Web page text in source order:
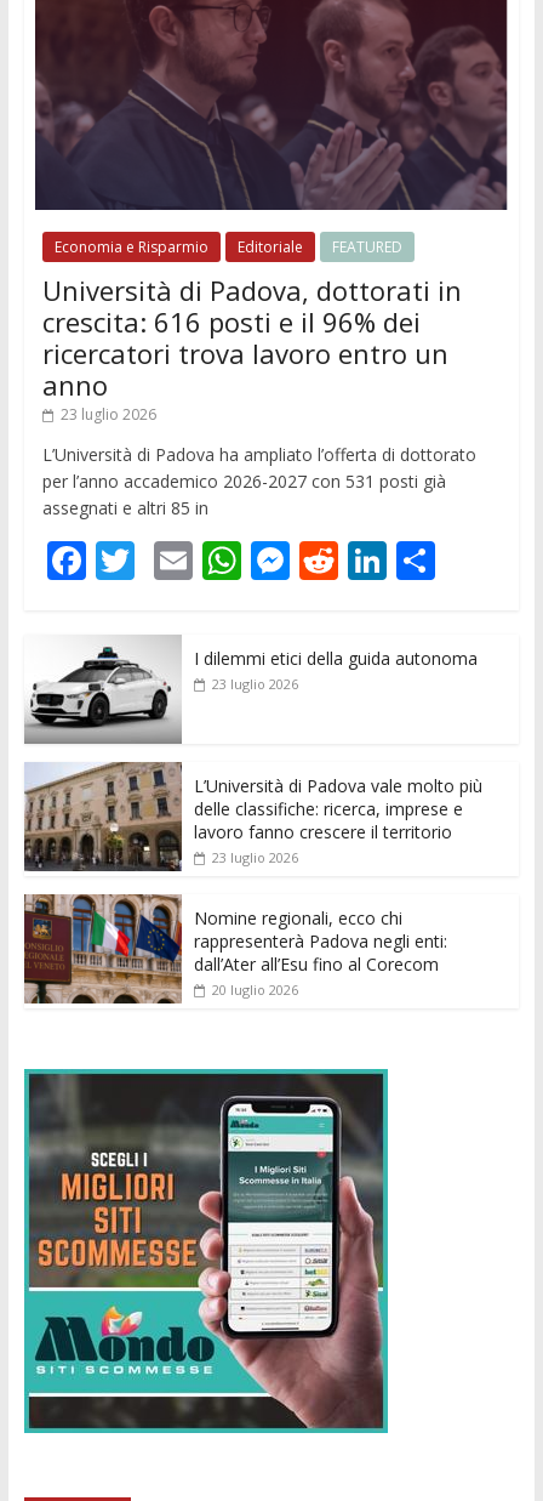
Economia e Risparmio Editoriale FEATURED
Università di Padova, dottorati in
crescita: 616 posti e il 96% dei
ricercatori trova lavoro entro un
anno
23 luglio 2026
L’Università di Padova ha ampliato l’offerta di dottorato
per l’anno accademico 2026-2027 con 531 posti già
assegnati e altri 85 in
F
e
b
o
o
k
T
itt
er
E
ai
l
W
s
p
M
ss
e
er
R
di
Li
e
C
di
I dilemmi etici della guida autonoma
23 luglio 2026
L’Università di Padova vale molto più
delle classifiche: ricerca, imprese e
lavoro fanno crescere il territorio
23 luglio 2026
Nomine regionali, ecco chi
rappresenterà Padova negli enti:
dall’Ater all’Esu fino al Corecom
20 luglio 2026